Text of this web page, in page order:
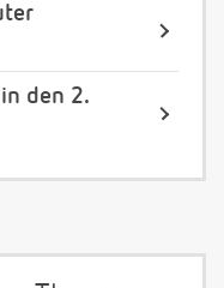
den 2.